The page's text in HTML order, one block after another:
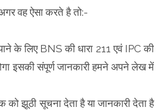
वह ऐसा करते है तो:-
के लिए BNS की धारा 211 एवं IPC की
इसकी संपूर्ण जानकारी हमने अपने लेख में
को झूठी सूचना देता है या जानकारी देता है